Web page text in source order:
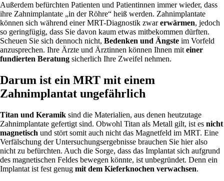
Außerdem befürchten Patienten und Patientinnen immer wieder, dass
ihre Zahnimplantate „in der Röhre“ heiß werden. Zahnimplantate
können sich während einer MRT-Diagnostik zwarerwärmen, jedoch
so geringfügig, dass Sie davon kaum etwas mitbekommen dürften.
Scheuen Sie sich dennoch nicht, Bedenken und Ängste im Vorfeld
anzusprechen. Ihre Ärzte und Ärztinnen können Ihnen mit einer
fundierten Beratung sicherlich Ihre Zweifel nehmen.
Darum ist ein MRT mit einem
Zahnimplantat ungefährlich
Titan und Keramik sind die Materialien, aus denen heutzutage
Zahnimplantate gefertigt sind. Obwohl Titan als Metall gilt, ist es nicht
magnetisch und stört somit auch nicht das Magnetfeld im MRT. Eine
Verfälschung der Untersuchungsergebnisse brauchen Sie hier also
nicht zu befürchten. Auch die Sorge, dass das Implantat sich aufgrund
des magnetischen Feldes bewegen könnte, ist unbegründet. Denn ein
Implantat ist fest genug mit dem Kieferknochen verwachsen.